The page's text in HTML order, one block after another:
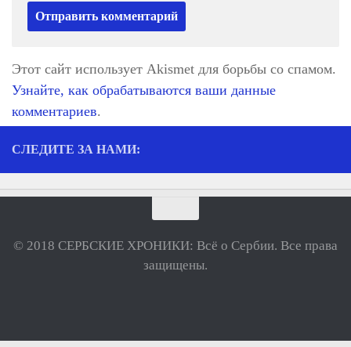
Этот сайт использует Akismet для борьбы со спамом.
Узнайте, как обрабатываются ваши данные
комментариев.
СЛЕДИТЕ ЗА НАМИ:
© 2018 СЕРБСКИЕ ХРОНИКИ: Всё о Сербии. Все права
защищены.